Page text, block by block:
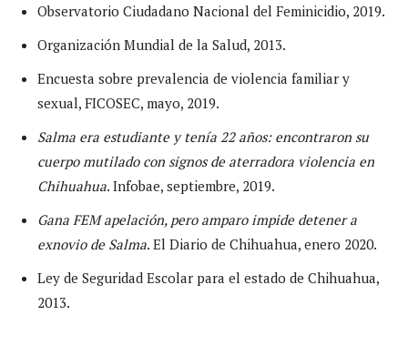
Observatorio Ciudadano Nacional del Feminicidio, 2019.
Organización Mundial de la Salud, 2013.
Encuesta sobre prevalencia de violencia familiar y
sexual, FICOSEC, mayo, 2019.
Salma era estudiante y tenía 22 años: encontraron su
cuerpo mutilado con signos de aterradora violencia en
Chihuahua. Infobae, septiembre, 2019.
Gana FEM apelación, pero amparo impide detener a
exnovio de Salma. El Diario de Chihuahua, enero 2020.
Ley de Seguridad Escolar para el estado de Chihuahua,
2013.